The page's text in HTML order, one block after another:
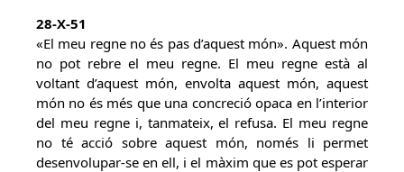
28-X-51
«El meu regne no és pas d’aquest món». Aquest món
no pot rebre el meu regne. El meu regne està al
voltant d’aquest món, envolta aquest món, aquest
món no és més que una concreció opaca en l’interior
del meu regne i, tanmateix, el refusa. El meu regne
no té acció sobre aquest món, només li permet
desenvolupar-se en ell, i el màxim que es pot esperar